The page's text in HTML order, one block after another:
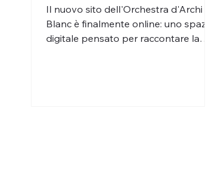
Il nuovo sito dell'Orchestra d'Archi
Blanc è finalmente online: uno spazio
digitale pensato per raccontare la